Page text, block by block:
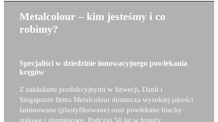
Metalcolour – kim jesteśmy i co
robimy?
Specjaliści w dziedzinie innowacyjnego powlekania
kręgów
Z zakładami produkcyjnymi w Szwecji, Danii i
Singapurze firma Metalcolour dostarcza wysokiej jakości
laminowane (plastyfikowane) oraz powlekane blachy
stalowe i aluminiowe. Podczas 50 lat w branży